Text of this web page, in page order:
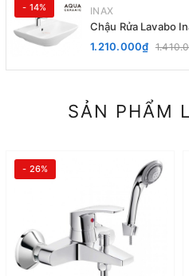
- 14% INAX
Chậu Rửa Lavabo
Tường Aqua
1.210.000₫
SẢN PHẨM
- 26%